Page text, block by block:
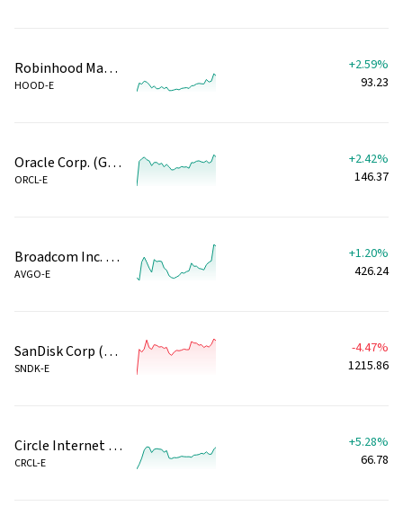
Robinhood Markets Inc (Giao dịch ngoài giờ)
HOOD-E
+2.59%
93.23
Oracle Corp. (Giao dịch ngoài giờ)
ORCL-E
+2.42%
146.37
Broadcom Inc. (Giao dịch ngoài giờ)
AVGO-E
+1.20%
426.24
SanDisk Corp (Giao dịch ngoài giờ)
SNDK-E
-4.47%
1215.86
Circle Internet Group Inc (Giao dịch ngoài giờ)
CRCL-E
+5.28%
66.78